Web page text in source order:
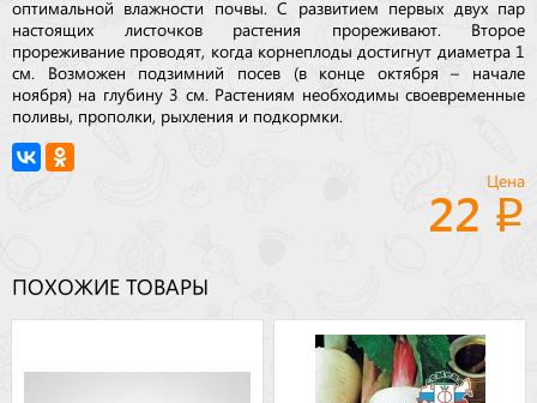
оптимальной влажности почвы. С развитием первых двух пар
настоящих листочков растения прореживают. Второе
прореживание проводят, когда корнеплоды достигнут диаметра 1
см. Возможен подзимний посев (в конце октября – начале
ноября) на глубину 3 см. Растениям необходимы своевременные
поливы, прополки, рыхления и подкормки.
Цена
22
ПОХОЖИЕ ТОВАРЫ